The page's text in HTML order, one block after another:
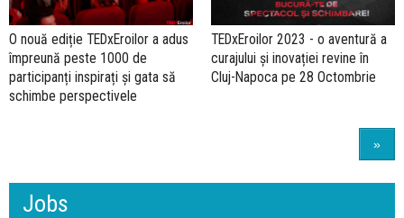
O nouă ediție TEDxEroilor a adus
împreună peste 1000 de
participanți inspirați și gata să
schimbe perspectivele
TEDxEroilor 2023 - o aventură a
curajului și inovației revine în
Cluj-Napoca pe 28 Octombrie
»
Jobs